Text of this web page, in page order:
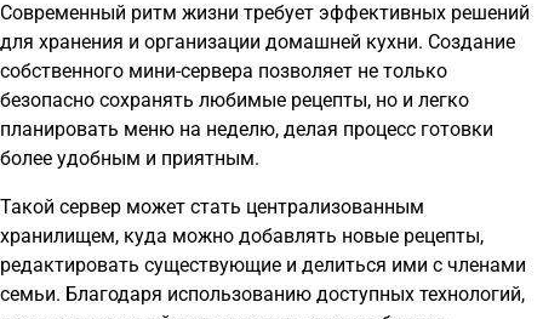
Современный ритм жизни требует эффективных решений
для хранения и организации домашней кухни. Создание
собственного мини-сервера позволяет не только
безопасно сохранять любимые рецепты, но и легко
планировать меню на неделю, делая процесс готовки
более удобным и приятным.
Такой сервер может стать централизованным
хранилищем, куда можно добавлять новые рецепты,
редактировать существующие и делиться ими с членами
семьи. Благодаря использованию доступных технологий,